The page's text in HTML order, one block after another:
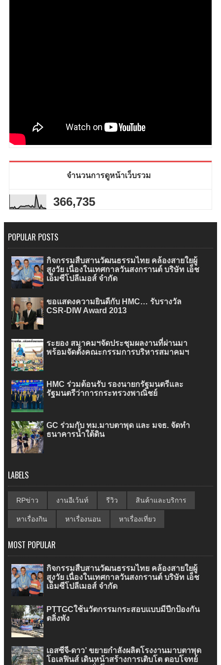
จำนวนการดูหน้าเว็บรวม
366,735
POPULAR POSTS
กิจกรรมสืบสานวัฒนธรรมไทย คล้องสายใยผู้
สูงวัย เนื่องในเทศกาลวันสงกรานต์ บริษัท เอ็ช
เอ็มซีโปลีเมอส์ จำกัด
ขอแสดงความยินดีกับ HMC… รับรางวัล
CSR-DIW Award 2013
ระยอง สมาคมฯจัดประชุมผลงานที่ผ่านมา
พร้อมจัดตั้งคณะกรรมการบริหารสมาคมฯ
HMC ร่วมต้อนรับ รองนายกรัฐมนตรีและ
รัฐมนตรีว่าการกระทรวงพาณิชย์
GC ร่วมกับ ทม.มาบตาพุด และ มจธ. จัดทำ
ธนาคารน้ำใต้ดิน
LABELS
RPข่าว งานอีเว้นท์ รีวิว สินค้าและบริการ
หาเรื่องกิน หาเรื่องนอน หาเรื่องเที่ยว
MOST POPULAR
กิจกรรมสืบสานวัฒนธรรมไทย คล้องสายใยผู้
สูงวัย เนื่องในเทศกาลวันสงกรานต์ บริษัท เอ็ช
เอ็มซีโปลีเมอส์ จำกัด
PTTGCใช้นวัตกรรมกระสอบแบบมีปีกป้องกัน
ตลิ่งพัง
เอสซีจี-ดาว’ ขยายกำลังผลิตโรงงานมาบตาพุด
โอเลฟินส์ เดินหน้าสร้างการเติบโต ตอบโจทย์